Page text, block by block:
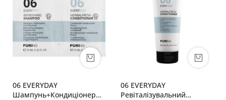
06 EVERYDAY
Шампунь+Кондиціонер
06 EVERYDAY
Ревіталізувальний